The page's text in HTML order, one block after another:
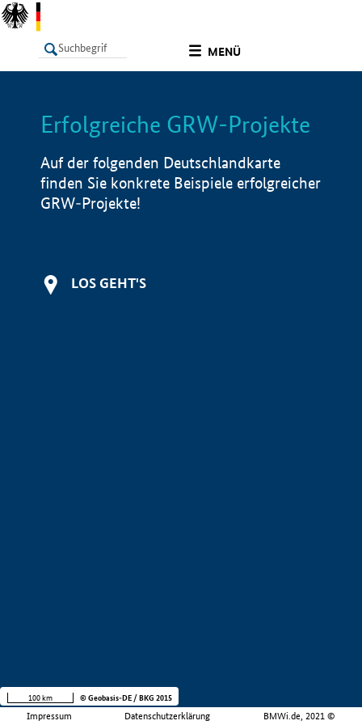
MENÜ
LISTE Info
Erfolgreiche GRW-Projekte
Auf der folgenden Deutschlandkarte
finden Sie konkrete Beispiele erfolgreicher
GRW-Projekte!
LOS GEHT'S
Impressum Datenschutzerklärung BMWi.de, 2021 ©
100 km © Geobasis-DE / BKG 2015